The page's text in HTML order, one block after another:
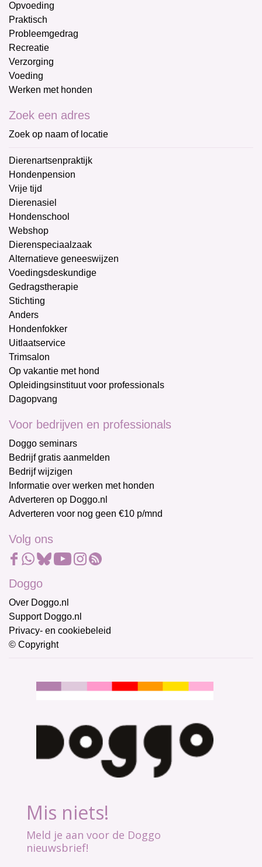
Opvoeding
Praktisch
Probleemgedrag
Recreatie
Verzorging
Voeding
Werken met honden
Zoek een adres
Zoek op naam of locatie
Dierenartsenpraktijk
Hondenpension
Vrije tijd
Dierenasiel
Hondenschool
Webshop
Dierenspeciaalzaak
Alternatieve geneeswijzen
Voedingsdeskundige
Gedragstherapie
Stichting
Anders
Hondenfokker
Uitlaatservice
Trimsalon
Op vakantie met hond
Opleidingsinstituut voor professionals
Dagopvang
Voor bedrijven en professionals
Doggo seminars
Bedrijf gratis aanmelden
Bedrijf wijzigen
Informatie over werken met honden
Adverteren op Doggo.nl
Adverteren voor nog geen €10 p/mnd
Volg ons
Doggo
Over Doggo.nl
Support Doggo.nl
Privacy- en cookiebeleid
© Copyright
Mis niets!
Meld je aan voor de Doggo
nieuwsbrief!